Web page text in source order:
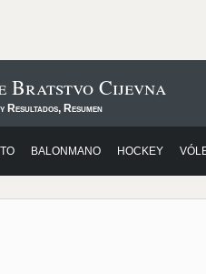
Bratstvo Cijevna
Resumen
BALONMANO HOCKEY